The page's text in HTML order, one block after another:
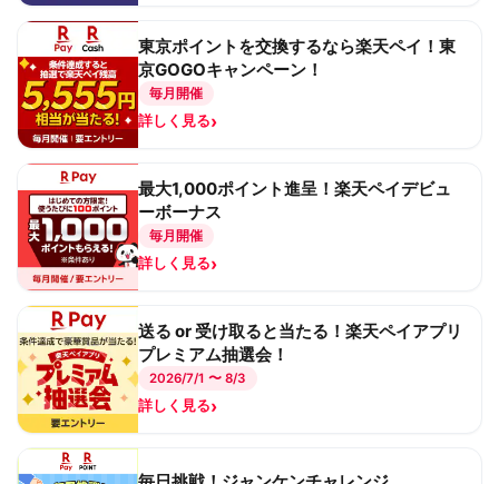
東京ポイントを交換するなら楽天ペイ！東
京GOGOキャンペーン！
毎月開催
詳しく見る›
最大1,000ポイント進呈！楽天ペイデビュ
ーボーナス
毎月開催
詳しく見る›
送る or 受け取ると当たる！楽天ペイアプリ
プレミアム抽選会！
2026/7/1 〜 8/3
詳しく見る›